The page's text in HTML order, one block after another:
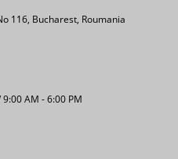
116, Bucharest, Roumania
9:00 AM - 6:00 PM